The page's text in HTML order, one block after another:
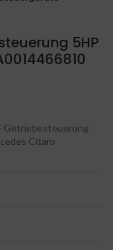
5HP
Getriebesteuerung
Citaro